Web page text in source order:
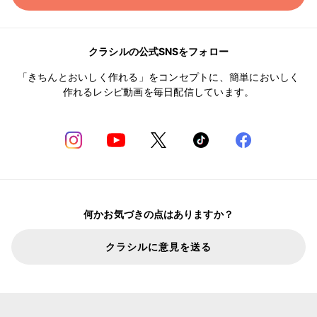
クラシルの公式SNSをフォロー
「きちんとおいしく作れる」をコンセプトに、簡単においしく
作れるレシピ動画を毎日配信しています。
何かお気づきの点はありますか？
クラシルに意見を送る